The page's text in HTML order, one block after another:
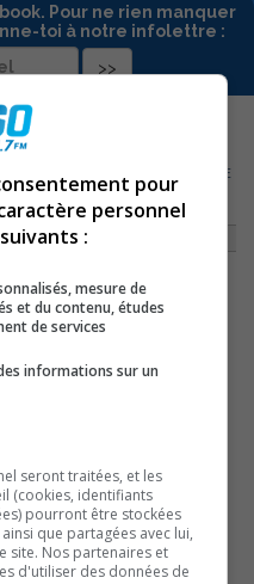
Pour ne rien manquer
toi à notre infolettre :
ÉVITE LE PIRE GRÂCE AU SERVICE
DE SOREL-TRACY
pour
personnel
:
mesure de
et du contenu, études
de services
informations sur un
seront traitées, et les
(cookies, identifiants
pourront être stockées
que partagées avec lui,
site. Nos partenaires et
d'utiliser des données de